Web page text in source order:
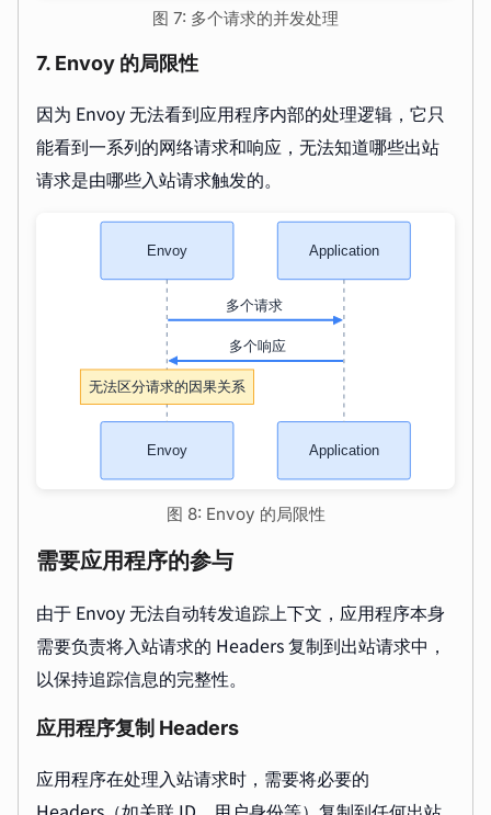
图 7: 多个请求的并发处理
7. Envoy 的局限性
因为 Envoy 无法看到应用程序内部的处理逻辑，它只
能看到一系列的网络请求和响应，无法知道哪些出站
请求是由哪些入站请求触发的。
图 8: Envoy 的局限性
需要应用程序的参与
由于 Envoy 无法自动转发追踪上下文，应用程序本身
需要负责将入站请求的 Headers 复制到出站请求中，
以保持追踪信息的完整性。
应用程序复制 Headers
应用程序在处理入站请求时，需要将必要的